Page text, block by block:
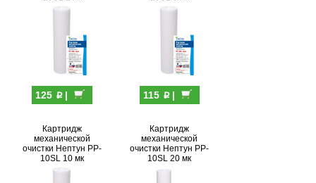
125 p| 115 p|
Картридж
механической
очистки Нептун PP-
10SL 10 мк
Картридж
механической
очистки Нептун PP-
10SL 20 мк